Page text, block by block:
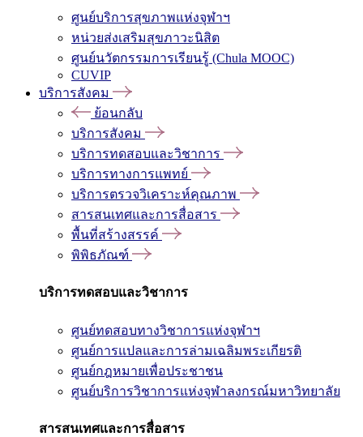
ศูนย์บริการสุขภาพแห่งจุฬาฯ
หน่วยส่งเสริมสุขภาวะนิสิต
ศูนย์นวัตกรรมการเรียนรู้ (Chula MOOC)
CUVIP
บริการสังคม
ย้อนกลับ
บริการสังคม
บริการทดสอบและวิชาการ
บริการทางการแพทย์
บริการตรวจวิเคราะห์คุณภาพ
สารสนเทศและการสื่อสาร
พื้นที่สร้างสรรค์
พิพิธภัณฑ์
บริการทดสอบและวิชาการ
ศูนย์ทดสอบทางวิชาการแห่งจุฬาฯ
ศูนย์การแปลและการล่ามเฉลิมพระเกียรติ
ศูนย์กฎหมายเพื่อประชาชน
ศูนย์บริการวิชาการแห่งจุฬาลงกรณ์มหาวิทยาลัย
สารสนเทศและการสื่อสาร